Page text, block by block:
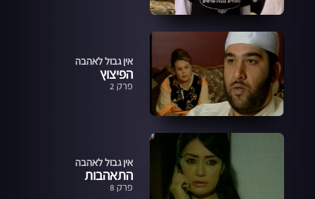
אין גבול לאהבה
הפיצוץ
פרק 2
אין גבול לאהבה
התאהבות
פרק 8